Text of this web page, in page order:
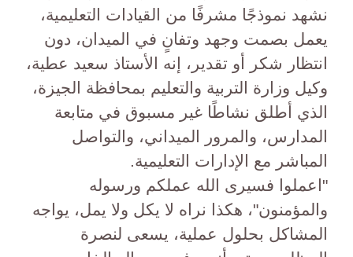
نشهد نموذجًا مشرفًا من القيادات التعليمية،
يعمل بصمت وجهد وتفانٍ في الميدان، دون
انتظار شكر أو تقدير، إنه الأستاذ سعيد عطية،
وكيل وزارة التربية والتعليم بمحافظة الجيزة،
الذي أطلق نشاطًا غير مسبوق في متابعة
المدارس، والمرور الميداني، والتواصل
المباشر مع الإدارات التعليمية.
"اعملوا فسيرى الله عملكم ورسوله
والمؤمنون"، هكذا نراه لا يكل ولا يمل، يواجه
المشاكل بحلول عملية، يسعى لنصرة